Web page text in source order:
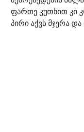
ფართე კუთხით კი
პირი აქვს მჯერა